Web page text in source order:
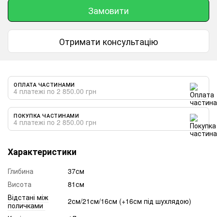
Замовити
Отримати консультацію
ОПЛАТА ЧАСТИНАМИ
4 платежі по 2 850.00 грн
ПОКУПКА ЧАСТИНАМИ
4 платежі по 2 850.00 грн
Характеристики
Глибина
37см
Висота
81см
Відстані між
поличками
2см/21см/16см (+16см під шухлядою)